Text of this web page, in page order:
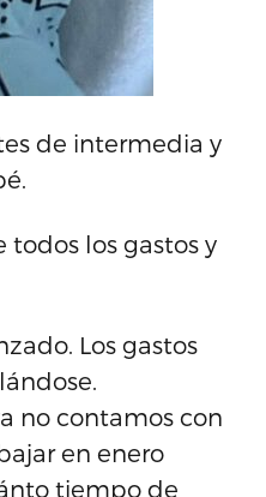
de intermedia y
todos los gastos y
Los gastos
no contamos con
en enero
tiempo de